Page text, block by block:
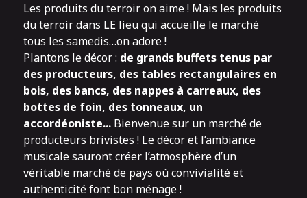
Les produits du terroir on aime ! Mais les produits
du terroir dans LE lieuqui accueille le marché
tous les samedis…on adore !
Plantons le décor : de grands buffets tenus par
des producteurs, des tables rectangulaires en
bois, des bancs, des nappes à carreaux, des
bottes de foin, des tonneaux, un
accordéoniste... Bienvenue sur un marché de
producteurs brivistes ! Le décor et l’ambiance
musicale sauront créer l’atmosphère d’un
véritable marché de pays où convivialité et
authenticité font bon ménage !